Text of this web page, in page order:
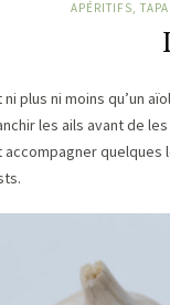
APÉRITIFS,
plus ni moins qu’un
les ails avant de